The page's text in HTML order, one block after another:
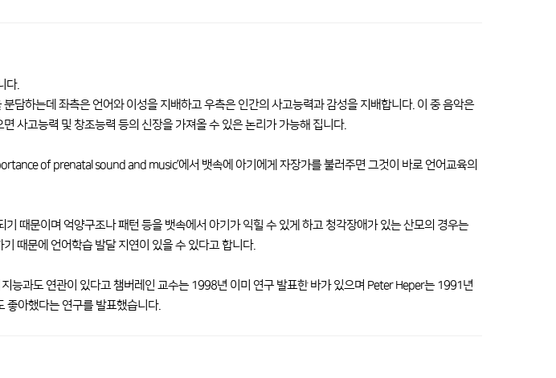
다.
담하는데 좌측은 언어와 이성을 지배하고 우측은 인간의 사고능력과 감성을 지배합니다. 이 중 음악은
사고능력 및 창조능력 등의 신장을 가져올 수 있은 논리가 가능해 집니다.
of prenatal sound and music’에서 뱃속에 아기에게 자장가를 불러주면 그것이 바로 언어교육의
때문이며 억양구조나 패턴 등을 뱃속에서 아기가 익힐 수 있게 하고 청각장애가 있는 산모의 경우는
때문에 언어학습 발달 지연이 있을 수 있다고 합니다.
능과도 연관이 있다고 챔버레인 교수는 1998년 이미 연구 발표한 바가 있으며 Peter Heper는 1991년
좋아했다는 연구를 발표했습니다.